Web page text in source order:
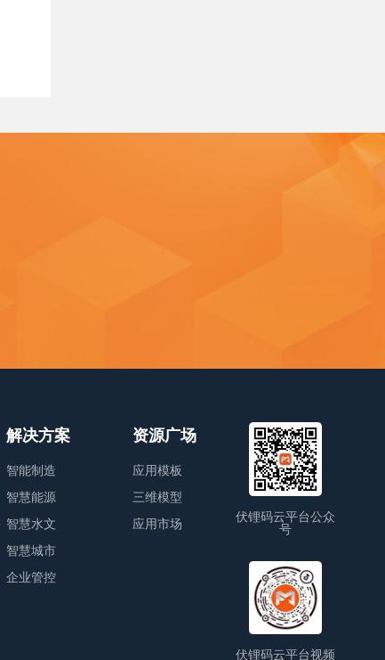
解决方案
智能制造
智慧能源
智慧水文
智慧城市
企业管控
资源广场
应用模板
三维模型
应用市场
伏锂码云平台公众
号
伏锂码云平台视频